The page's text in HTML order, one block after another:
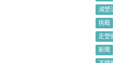
減塑
挑戰
走塑
新聞